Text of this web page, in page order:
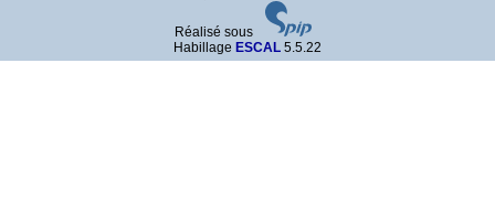
Réalisé sous
Habillage ESCAL 5.5.22